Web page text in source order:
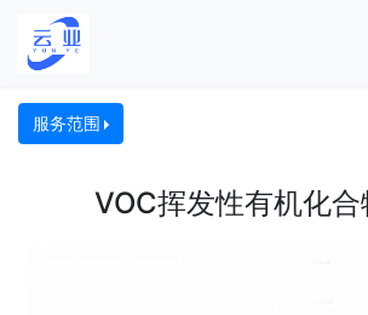
服务范围
VOC挥发性有机化合